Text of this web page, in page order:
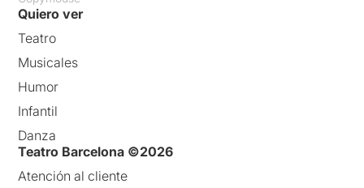
Quiero ver
Teatro
Musicales
Humor
Infantil
Danza
Teatro Barcelona ©2026
Atención al cliente